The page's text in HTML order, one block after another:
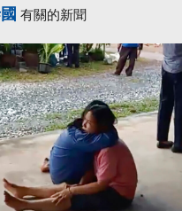
有關的新聞